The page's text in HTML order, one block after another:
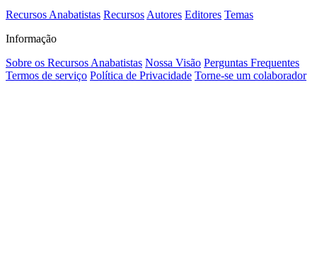
Recursos Anabatistas Recursos Autores Editores Temas
Informação
Sobre os Recursos Anabatistas Nossa Visão Perguntas Frequentes
Termos de serviço Política de Privacidade Torne-se um colaborador